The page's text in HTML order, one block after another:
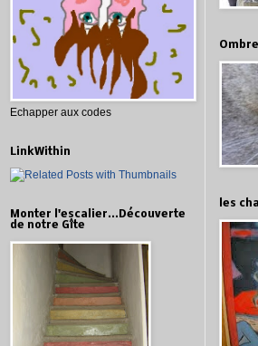
Echapper aux codes
LinkWithin
Monter l'escalier...Découverte
de notre Gîte
les